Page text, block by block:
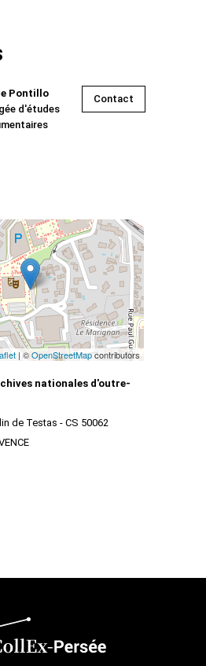
Pontillo
d'études
Contact
| ©OpenStreetMapcontributors
nationales d'outre-
de Testas - CS 50062